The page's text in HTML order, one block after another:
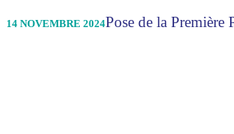
14 NOVEMBRE 2024Pose de la Première